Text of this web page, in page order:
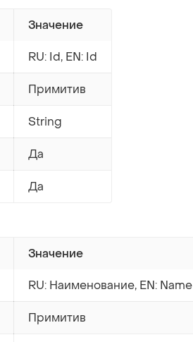
Значение
RU: Id, EN: Id
Примитив
String
Да
Да
Значение
RU: Наименование, EN: Name
Примитив